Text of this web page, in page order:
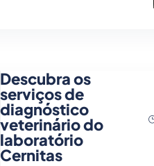
Descubra os
serviços de
diagnóstico
veterinário do
laboratório
Cernitas